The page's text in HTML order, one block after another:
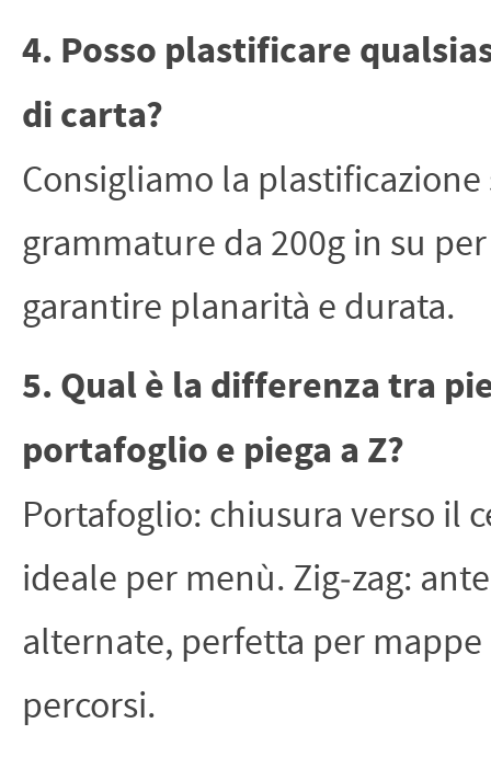
4. Posso plastificare
di carta?
Consigliamo la plastificazione
grammature da 200g in su per
garantire planarità e durata.
5. Qual è la differenza tra
portafoglio e piega a Z?
Portafoglio: chiusura verso il
ideale per menù. Zig‑zag: ante
alternate, perfetta per mappe
percorsi.